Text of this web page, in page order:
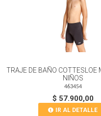
TRAJE DE BAÑO COTTESLOE
NIÑOS
463454
$ 57.900,00
IR AL DETALLE